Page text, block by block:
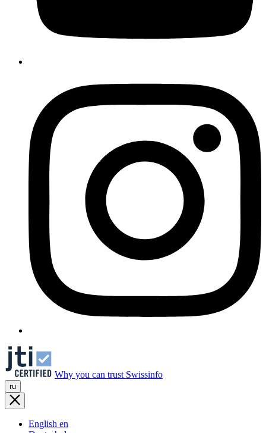
Why you can trust Swissinfo
ru
English en